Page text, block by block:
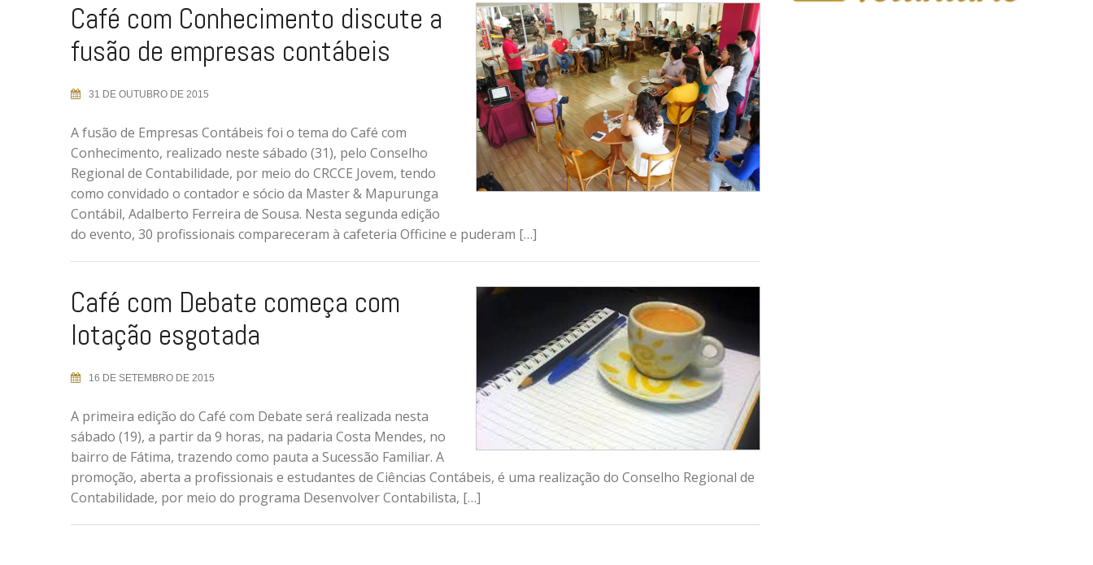
Café com Conhecimento discute a
fusão de empresas contábeis
31 DE OUTUBRO DE 2015
A fusão de Empresas Contábeis foi o tema do Café com
Conhecimento, realizado neste sábado (31), pelo Conselho
Regional de Contabilidade, por meio do CRCCE Jovem, tendo
como convidado o contador e sócio da Master & Mapurunga
Contábil, Adalberto Ferreira de Sousa. Nesta segunda edição
do evento, 30 profissionais compareceram à cafeteria Officine e puderam […]
Café com Debate começa com
lotação esgotada
16 DE SETEMBRO DE 2015
A primeira edição do Café com Debate será realizada nesta
sábado (19), a partir da 9 horas, na padaria Costa Mendes, no
bairro de Fátima, trazendo como pauta a Sucessão Familiar. A
promoção, aberta a profissionais e estudantes de Ciências Contábeis, é uma realização do Conselho Regional de
Contabilidade, por meio do programa Desenvolver Contabilista, […]